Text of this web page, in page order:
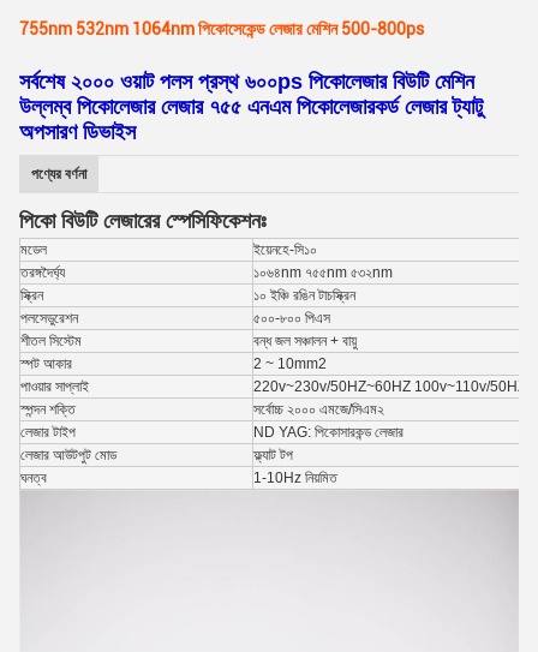
755nm 532nm 1064nm পিকোসেকেন্ড লেজার মেশিন 500-800ps
সর্বশেষ ২০০০ ওয়াট পলস প্রস্থ ৬০০ps পিকোলেজার বিউটি মেশিন
উল্লম্ব পিকোলেজার লেজার ৭৫৫ এনএম পিকোলেজারকর্ড লেজার ট্যাটু
অপসারণ ডিভাইস
পণ্যের বর্ণনা
পিকো বিউটি লেজারের স্পেসিফিকেশনঃ
মডেল
ইয়েনহে-সি১০
তরঙ্গদৈর্ঘ্য
১০৬৪nm ৭৫৫nm ৫৩২nm
স্ক্রিন
১০ ইঞ্চি রঙিন টাচস্ক্রিন
পলসেডুরেশন
৫০০-৮০০ পিএস
শীতল সিস্টেম
বন্ধ জল সঞ্চালন + বায়ু
স্পট আকার
2 ~ 10mm2
পাওয়ার সাপ্লাই
220v~230v/50HZ~60HZ 100v~110v/
স্পন্দন শক্তি
সর্বোচ্চ ২০০০ এমজে/সিএম২
লেজার টাইপ
ND YAG: পিকোসারকন্ড লেজার
লেজার আউটপুট মোড
ফ্ল্যাট টপ
ঘনত্ব
1-10Hz নিয়মিত